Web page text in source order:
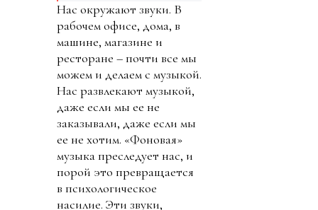
Нас окружают звуки. В
рабочем офисе, дома, в
машине, магазине и
ресторане – почти все мы
можем и делаем с музыкой.
Нас развлекают музыкой,
даже если мы ее не
заказывали, даже если мы
ее не хотим. «Фоновая»
музыка преследует нас, и
порой это превращается
в психологическое
насилие. Эти звуки,